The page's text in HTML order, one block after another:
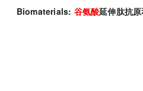
Biomaterials: 谷氨酸延伸肽抗